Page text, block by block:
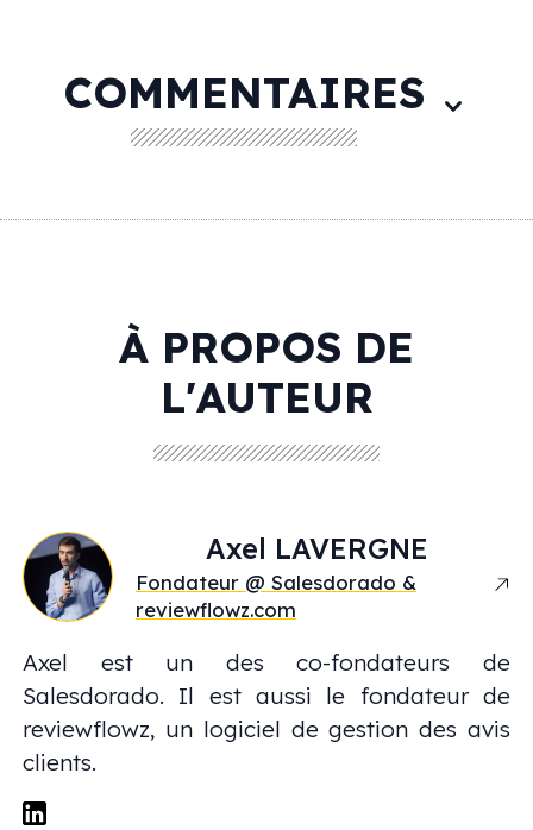
COMMENTAIRES
À PROPOS DE
L'AUTEUR
Axel LAVERGNE
Fondateur @ Salesdorado &
reviewflowz.com
Axel est un des co-fondateurs de
Salesdorado. Il est aussi le fondateur de
reviewflowz, un logiciel de gestion des avis
clients.